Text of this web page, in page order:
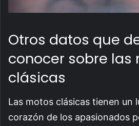
Otros datos que
conocer sobre las
clásicas
Las motos clásicas tienen un
corazón de los apasionados